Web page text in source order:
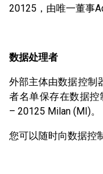
20125，由唯一董事
数据处理者
外部主体由数据控制
者名单保存在数据控
– 20125 Milan (MI)。
您可以随时向数据控